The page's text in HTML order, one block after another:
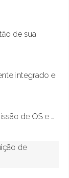
de sua
integrado e
de OS e …
de